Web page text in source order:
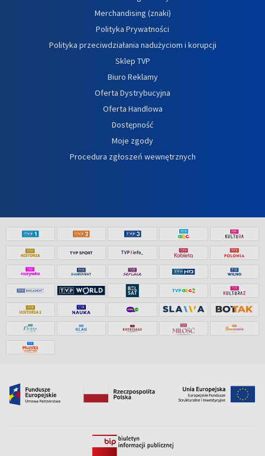
Merchandising (znaki)
Polityka Prywatności
Polityka przeciwdziałania nadużyciom i korupcji
Sklep TVP
Biuro Reklamy
Oferta Dystrybucyjna
Oferta Handlowa
Dostępność
Moje zgody
Procedura zgłoszeń wewnętrznych